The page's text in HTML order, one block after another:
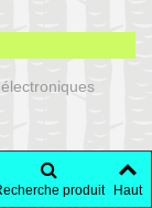
produit Haut